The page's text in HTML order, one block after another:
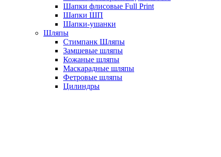
Шапки флисовые Full Print
Шапки ШП
Шапки-ушанки
Шляпы
Стимпанк Шляпы
Замшевые шляпы
Кожаные шляпы
Маскарадные шляпы
Фетровые шляпы
Цилиндры